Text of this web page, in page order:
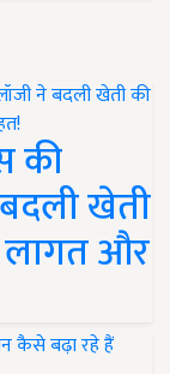
की
खेती
लागत और